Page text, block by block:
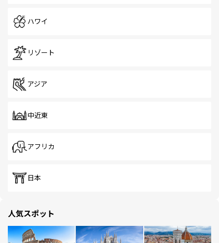
ハワイ
リゾート
アジア
中近東
アフリカ
日本
人気スポット